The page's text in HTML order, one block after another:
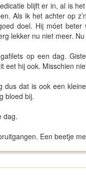
blijft er in, al is
Als ik het achter op
doel. Hij móet
lekker nu niet meer.
op een dag.
eet hij ook. Misschien
dus dat is ook een
bloed bij.
dag.
Een beetje